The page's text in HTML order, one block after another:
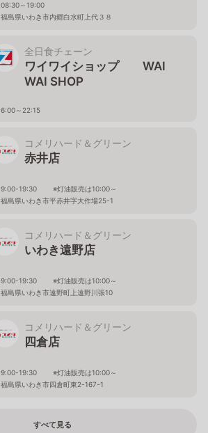
08:30～19:00
福島県いわき市内郷白水町上代３８
全日食チェーン
ワイワイショップ WAI
WAI SHOP
6:00～22:15
コメリハード＆グリーン
赤井店
9:00-19:30 ※灯油販売は10:00～
福島県いわき市平赤井字大作場25-1
コメリハード＆グリーン
いわき遠野店
9:00-19:30 ※灯油販売は10:00～
福島県いわき市遠野町上遠野川張10
コメリハード＆グリーン
四倉店
9:00-19:30 ※灯油販売は10:00～
福島県いわき市四倉町東2-167-1
すべて見る